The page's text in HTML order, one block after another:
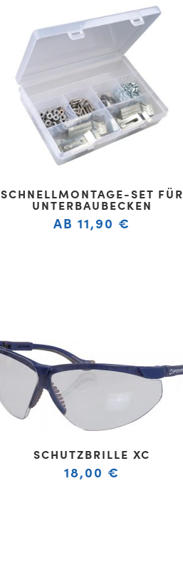
SCHNELLMONTAGE-SET FÜR
UNTERBAUBECKEN
AB 11,90 €
SCHUTZBRILLE XC
18,00 €